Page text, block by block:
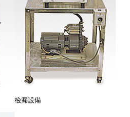
檢漏設備